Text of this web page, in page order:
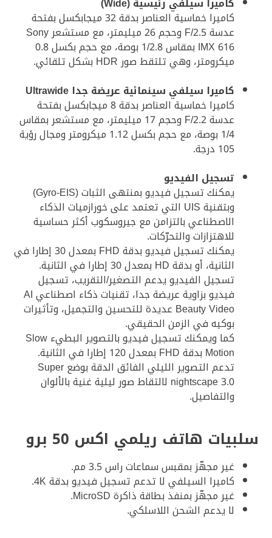
كاميرا خماسية العناصر بدقة 32 ميجابكسل بفتحة
عدسة F/2.5 وحجم 26 ميليمتر، مع مستشعر Sony
IMX 616 بمقاس 1/2.8 بوصة، مع حجم بكسل 0.8
ميكرومتر، وهي تلتقط صور HDR بشكل تلقائي.
كاميرا سيلفي سينمائية عريضة جدا Ultrawide
كاميرا خماسية العناصر بدقة 8 ميجابكسل بفتحة
عدسة F/2.2 وحجم 17 ميليمتر، مع مستشعر بمقاس
1/4 بوصة، مع حجم بكسل 1.12 ميكرومتر ومجال رؤية
105 درجة.
تسجيل الفيديو
يمكنك تسجيل فيديو بمنتهى الثبات (Gyro-EIS)
وبتقنية UIS التي تعتمد على خورازميات الذكاء
الاصطناعي بالتزامن مع جيروسكوب أكثر حساسية
للاهتزازات والتحرّكات.
يمكنك تسجيل فيديو بدقة FHD بمعدل 30 إطارا في
الثانية، أو بدقة HD بمعدل 30 إطارا في الثانية.
تسجيل الفيديو يدعم التصغير/التقريب، تسجيل
فيديو بزاوية عريضة جدا، تقنيات ذكاء اصطناعي AI
Beauty Video عديدة للتحسين والتجميل، وتأثيرات
بوكيه في الزمن الحقيقي.
كما ويمكنك تسجيل فيديو بالتصوير البطيء Slow
Motion بدقة FHD بمعدل 120 إطارا في الثانية.
تدعم التصوير الليلي الفائق الدقة بوضع Super
nightscape 3.0 لالتقاط صور ليلية غنية بالألوان
والتفاصيل.
سلبيات هاتف ريلمي اكس 50 برو
غير مجهّز بمقبس سماعات راس 3.5 مم.
كاميرا السيلفي لا تدعم تسجيل فيديو بدقة 4K.
غير مجهّز بمنفذ بطاقة ذاكرة MicroSD.
لا يدعم الشحن اللاسلكي.